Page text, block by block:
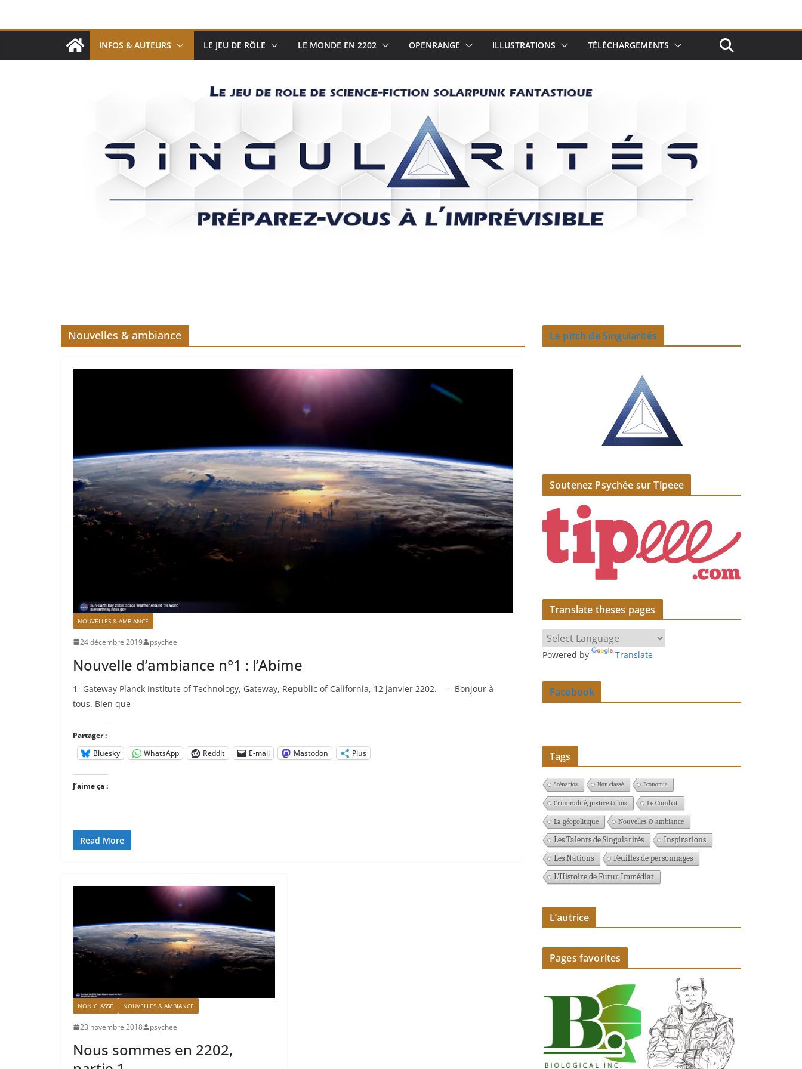
INFOS & AUTEURS LE JEU DE RÔLE LE MONDE EN 2202 OPENRANGE ILLUSTRATIONS TÉLÉCHARGEMENTS
Nouvelles & ambiance
NOUVELLES & AMBIANCE
24 décembre 2019 psychee
Nouvelle d’ambiance n°1 : l’Abime
1- Gateway Planck Institute of Technology, Gateway, Republic of California, 12 janvier 2202. — Bonjour à
tous. Bien que
Partager :
Bluesky
WhatsApp Reddit E-mail Mastodon Plus
J’aime ça :
Read More
NON CLASSÉ NOUVELLES & AMBIANCE
23 novembre 2018 psychee
Nous sommes en 2202,
Le pitch de Singularités
Soutenez Psychée sur Tipeee
Translate theses pages
Powered by Translate
Facebook
Tags
Scénarios Non classé Economie
Criminalité, justice & lois Le Combat
La géopolitique Nouvelles & ambiance
Les Talents de Singularités
Inspirations
Les Nations
Feuilles de personnages
L'Histoire de Futur Immédiat
L’autrice
Pages favorites